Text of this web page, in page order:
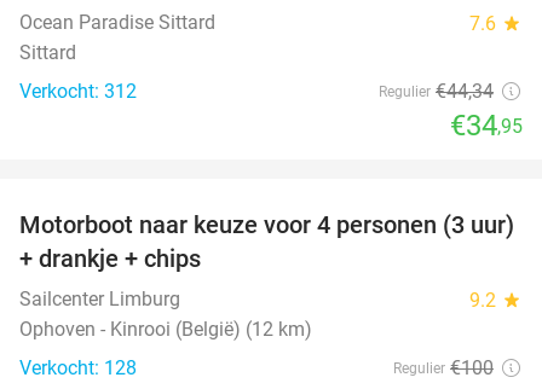
Ocean Paradise Sittard 7.6 star
Sittard
Verkocht: 312
Regulier €44,34
€34,95
31%
Motorboot naar keuze voor 4 personen (3 uur)
+ drankje + chips
Sailcenter Limburg 9.2 star
Ophoven - Kinrooi (België) (12 km)
Verkocht: 128
Regulier €100